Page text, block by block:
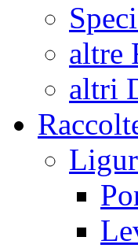
altre
altri